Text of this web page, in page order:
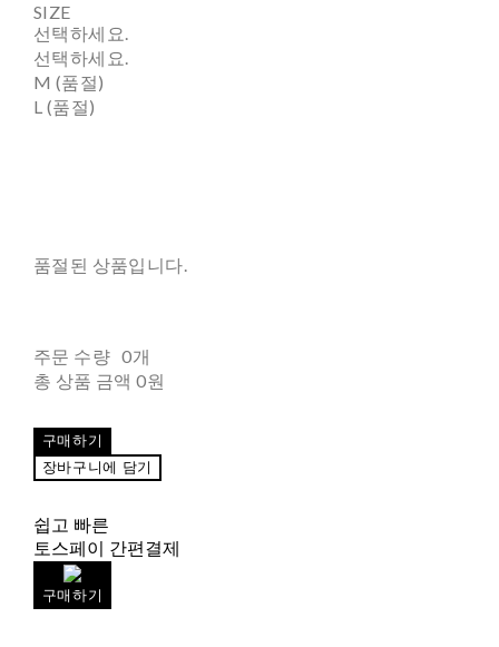
SIZE
선택하세요.
선택하세요.
M (품절)
L (품절)
품절된 상품입니다.
주문 수량 0개
총 상품 금액 0원
구매하기
장바구니에 담기
쉽고 빠른
토스페이 간편결제
구매하기